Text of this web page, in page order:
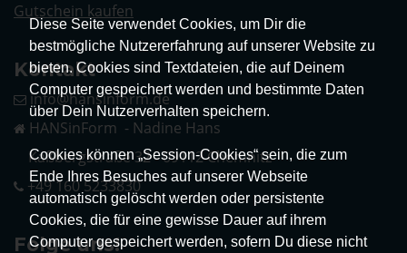
Diese Seite verwendet Cookies, um Dir die
bestmögliche Nutzererfahrung auf unserer Website zu
bieten. Cookies sind Textdateien, die auf Deinem
Computer gespeichert werden und bestimmte Daten
über Dein Nutzerverhalten speichern.
Cookies können „Session-Cookies“ sein, die zum
Ende Ihres Besuches auf unserer Webseite
automatisch gelöscht werden oder persistente
Cookies, die für eine gewisse Dauer auf ihrem
Computer gespeichert werden, sofern Du diese nicht
Gutschein kaufen
Kontakt
info@hansinform.de
HANSinForm - Nadine Hans
Kaßbergstraße 32 - 09112 Chemnitz
+49 160 5233830
Folge uns!